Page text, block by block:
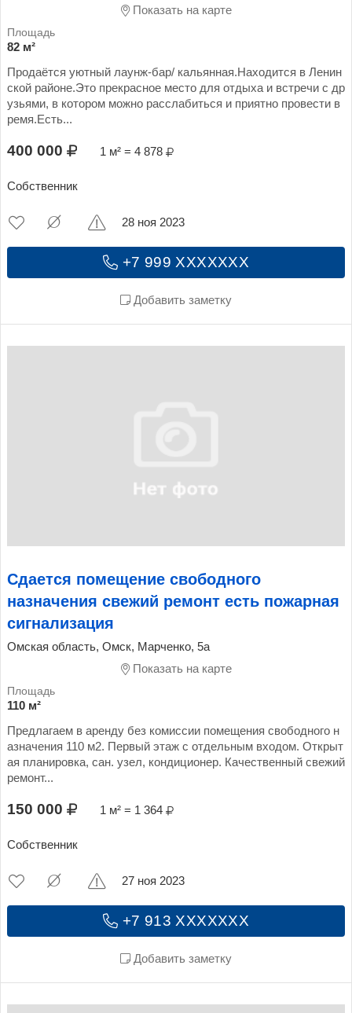
Показать на карте
82 м²
Продаётся уютный лаунж-бар/ кальянная.Находится в Ленин
ской районе.Это прекрасное место для отдыха и встречи с др
узьями, в котором можно расслабиться и приятно провести в
ремя.Есть...
400 000 1 м² = 4 878
Собственник
+7 999 XXXXXXX
Добавить заметку
28 ноя 2023
Сдается помещение свободного
назначения свежий ремонт есть пожарная
сигнализация
Омская область, Омск, Марченко, 5а
Показать на карте
110 м²
Предлагаем в аренду без комиссии помещения свободного н
азначения 110 м2. Первый этаж с отдельным входом. Открыт
ая планировка, сан. узел, кондиционер. Качественный свежий
ремонт...
150 000 1 м² = 1 364
Собственник
+7 913 XXXXXXX
Добавить заметку
27 ноя 2023